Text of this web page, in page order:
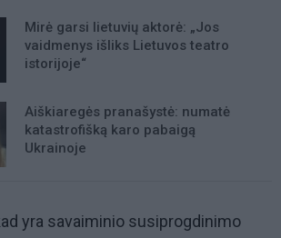
Mirė garsi lietuvių aktorė: „Jos
vaidmenys išliks Lietuvos teatro
istorijoje“
Aiškiaregės pranašystė: numatė
katastrofišką karo pabaigą
Ukrainoje
yra savaiminio susiprogdinimo